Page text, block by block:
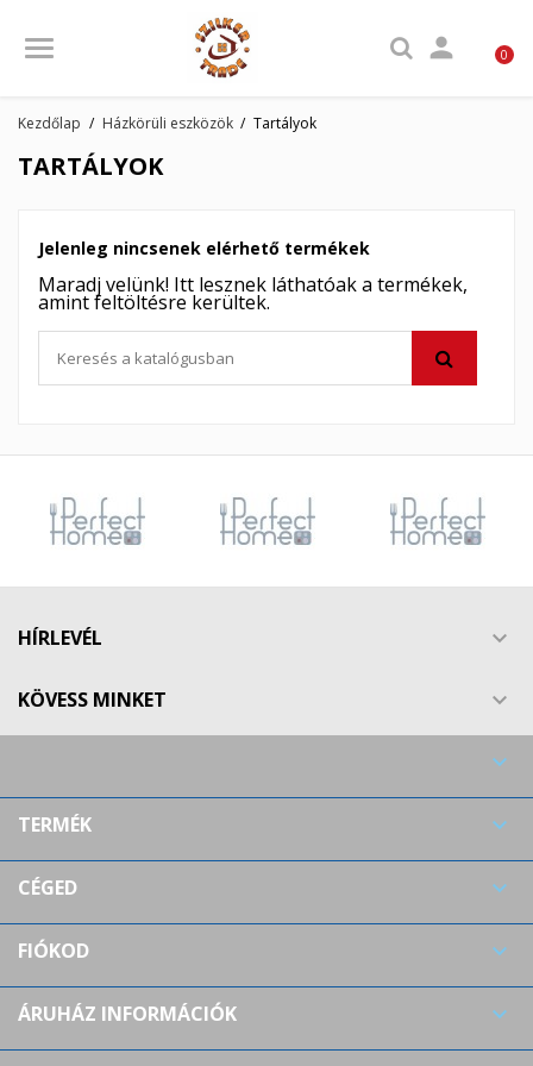
 0
Kezdőlap Házkörüli eszközök Tartályok
TARTÁLYOK
Jelenleg nincsenek elérhető termékek
Maradj velünk! Itt lesznek láthatóak a termékek,
amint feltöltésre kerültek.
HÍRLEVÉL 
KÖVESS MINKET 

TERMÉK 
CÉGED 
FIÓKOD 
ÁRUHÁZ INFORMÁCIÓK 
My wishlists ×
((modalTitle)) ×
((confirmMessage))
Kívánságlista neve
Be kell jelentkezned a termékek kívánságlistába történő
mentéséhez.